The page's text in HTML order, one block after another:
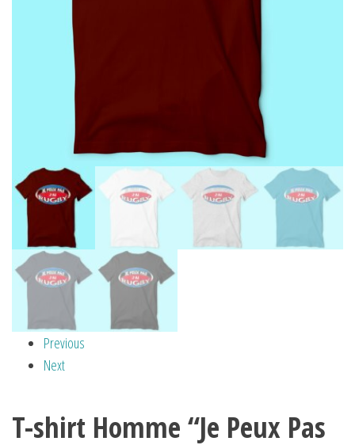
Previous
Next
T-shirt Homme “Je Peux Pas